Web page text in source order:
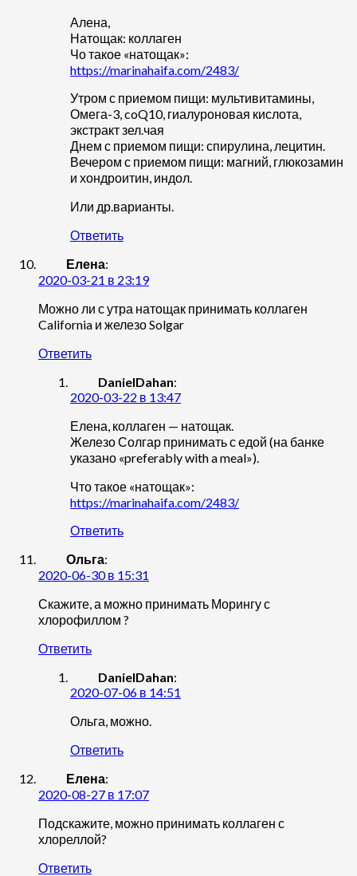
Алена,
Натощак: коллаген
Чо такое «натощак»:
https://marinahaifa.com/2483/
Утром с приемом пищи: мультивитамины,
Омега-3, coQ10, гиалуроновая кислота,
экстракт зел.чая
Днем с приемом пищи: спирулина, лецитин.
Вечером с приемом пищи: магний, глюкозамин
и хондроитин, индол.
Или др.варианты.
Ответить
Елена:
2020-03-21 в 23:19
Можно ли с утра натощак принимать коллаген
California и железо Solgar
Ответить
DanielDahan:
2020-03-22 в 13:47
Елена, коллаген — натощак.
Железо Солгар принимать с едой (на банке
указано «preferably with a meal»).
Что такое «натощак»:
https://marinahaifa.com/2483/
Ответить
Ольга:
2020-06-30 в 15:31
Скажите, а можно принимать Морингу с
хлорофиллом ?
Ответить
DanielDahan:
2020-07-06 в 14:51
Ольга, можно.
Ответить
Елена:
2020-08-27 в 17:07
Подскажите, можно принимать коллаген с
хлореллой?
Ответить